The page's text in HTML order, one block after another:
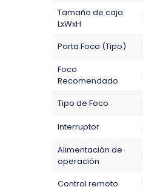
Tamaño de caja
LxWxH
Porta Foco (Tipo)
Foco
Recomendado
Tipo de Foco
Interruptor
Alimentación de
operación
Control remoto